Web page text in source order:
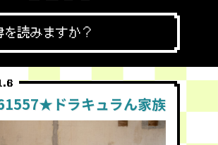
を読みますか？
ドラキュラん家族